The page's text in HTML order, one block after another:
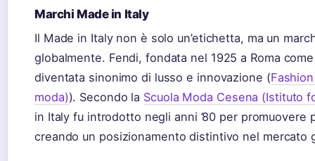
Marchi Made in Italy
Il Made in Italy non è solo un’etichetta, ma un
globalmente. Fendi, fondata nel 1925 a Roma
diventata sinonimo di lusso e innovazione (
moda)). Secondo la Scuola Moda Cesena (Istituto
in Italy fu introdotto negli anni ’80 per
creando un posizionamento distintivo nel mercato